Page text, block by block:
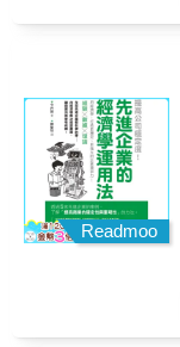
Readmoo